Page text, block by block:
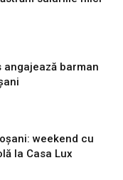
angajează barman
weekend cu
la Casa Lux